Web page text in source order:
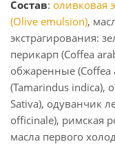
Состав: оливковая
(Olive emulsion),
экстрагирования:
перикарп (Coffea
обжаренные (Coffea
(Tamarindus indica),
Sativa), одуванчик
officinale), римская
масла первого